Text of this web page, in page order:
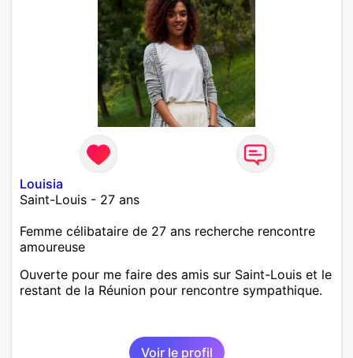
Louisia
Saint-Louis - 27 ans
Femme célibataire de 27 ans recherche rencontre
amoureuse
Ouverte pour me faire des amis sur Saint-Louis et le
restant de la Réunion pour rencontre sympathique.
Voir le profil